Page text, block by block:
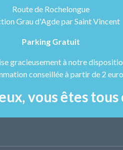
Route de Rochelongue
Grau d'Agde par Saint Vincent
Parking Gratuit
gracieusement à notre
conseillée à partir de 2
vous êtes